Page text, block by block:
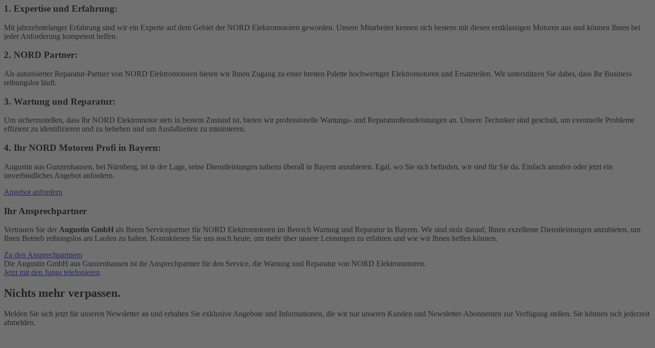
1. Expertise und Erfahrung:
Mit jahrzehntelanger Erfahrung sind wir ein Experte auf dem Gebiet der NORD Elektromotoren geworden. Unsere Mitarbeiter kennen sich bestens mit diesen erstklassigen Motoren aus und können Ihnen bei
jeder Anforderung kompetent helfen.
2. NORD Partner:
Als autorisierter Reparatur-Partner von NORD Elektromotoren bieten wir Ihnen Zugang zu einer breiten Palette hochwertiger Elektromotoren und Ersatzteilen. Wir unterstützen Sie dabei, dass Ihr Business
reibungslos läuft.
3. Wartung und Reparatur:
Um sicherzustellen, dass Ihr NORD Elektromotor stets in bestem Zustand ist, bieten wir professionelle Wartungs- und Reparaturdienstleistungen an. Unsere Techniker sind geschult, um eventuelle Probleme
effizient zu identifizieren und zu beheben und um Ausfallzeiten zu minimieren.
4. Ihr NORD Motoren Profi in Bayern:
Augustin aus Gunzenhausen, bei Nürnberg, ist in der Lage, seine Dienstleistungen nahezu überall in Bayern anzubieten. Egal, wo Sie sich befinden, wir sind für Sie da. Einfach anrufen oder jetzt ein
unverbindliches Angebot anfordern.
Angebot anfordern
Ihr Ansprechpartner
Vertrauen Sie der Augustin GmbH als Ihrem Servicepartner für NORD Elektromotoren im Bereich Wartung und Reparatur in Bayern. Wir sind stolz darauf, Ihnen exzellente Dienstleistungen anzubieten, um
Ihren Betrieb reibungslos am Laufen zu halten. Kontaktieren Sie uns noch heute, um mehr über unsere Leistungen zu erfahren und wie wir Ihnen helfen können.
Zu den Ansprechpartnern
Die Augustin GmbH aus Gunzenhausen ist ihr Ansprechpartner für den Service, die Wartung und Reparatur von NORD Elektromotoren.
Jetzt mit den Jungs telefonieren
Nichts mehr verpassen.
Melden Sie sich jetzt für unseren Newsletter an und erhalten Sie exklusive Angebote und Informationen, die wir nur unseren Kunden und Newsletter-Abonnenten zur Verfügung stellen. Sie können sich jederzeit
abmelden.